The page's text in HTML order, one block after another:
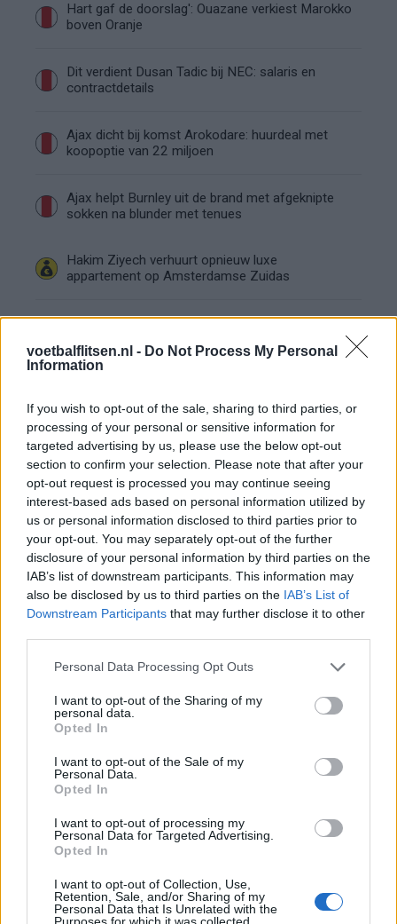
voetbalflitsen.nl - Do Not Process My Personal
Information
If you wish to opt-out of the sale, sharing to third parties, or
processing of your personal or sensitive information for
targeted advertising by us, please use the below opt-out
section to confirm your selection. Please note that after your
opt-out request is processed you may continue seeing
interest-based ads based on personal information utilized by
us or personal information disclosed to third parties prior to
your opt-out. You may separately opt-out of the further
disclosure of your personal information by third parties on the
IAB’s list of downstream participants. This information may
also be disclosed by us to third parties on the IAB’s List of
Downstream Participants that may further disclose it to other
Personal Data Processing Opt Outs
I want to opt-out of the Sharing of my
personal data.
Opted In
I want to opt-out of the Sale of my
Personal Data.
Opted In
I want to opt-out of processing my
Personal Data for Targeted Advertising.
Opted In
I want to opt-out of Collection, Use,
Retention, Sale, and/or Sharing of my
Personal Data that Is Unrelated with the
Purposes for which it was collected.
Hart gaf de doorslag': Ouazane verkiest Marokko
boven Oranje
Dit verdient Dusan Tadic bij NEC: salaris en
contractdetails
Ajax dicht bij komst Arokodare: huurdeal met
koopoptie van 22 miljoen
Ajax helpt Burnley uit de brand met afgeknipte
sokken na blunder met tenues
Hakim Ziyech verhuurt opnieuw luxe
appartement op Amsterdamse Zuidas
Marcos Leonardo laat eerste indruk achter bij
duels te zien
Ajax groeit onder Míchel, maar transfermarkt
blijft cruciaal
Ajax-talent Mohamed Abdalla schrijft Europese
geschiedenis
Shane Kluivert krijgt kans van Flick en begint in
de basis bij FC Barcelona
Servische media vergelijken Ajax-talent Abdellah
Ajax zet grote stap richting volgende ronde na
ruime zege op Vojvodina
Dusan Tadic kijkt met bijzondere gevoelens naar
Ajax - Vojvodina
Zo veranderde de relatie tussen Rafael van der
Vaart en Sylvie Meis door de jaren heen
Zoveel staat er financieel op het spel voor Ajax
en FC Twente in Europa